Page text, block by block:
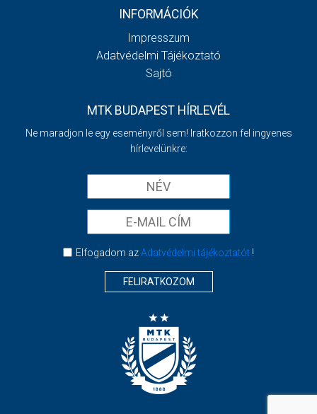
INFORMÁCIÓK
Impresszum
Adatvédelmi Tájékoztató
Sajtó
MTK BUDAPEST HÍRLEVÉL
Ne maradjon le egy eseményről sem! Iratkozzon fel ingyenes
hírlevelünkre:
Elfogadom azAdatvédelmi tájékoztatót!
FELIRATKOZOM